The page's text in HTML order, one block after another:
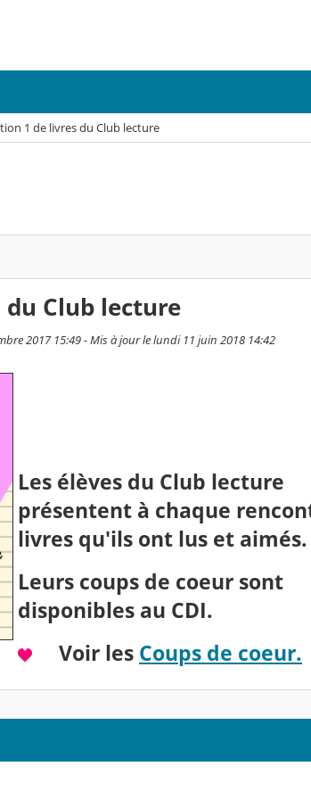
1 de livres du Club lecture
Club lecture
2017 15:49 - Mis à jour le lundi 11 juin 2018 14:42
Les élèves du Club lecture
présentent à chaque
livres qu'ils ont lus et aimés.
Leurs coups de coeur sont
disponibles au CDI.
Voir les Coups de coeur.